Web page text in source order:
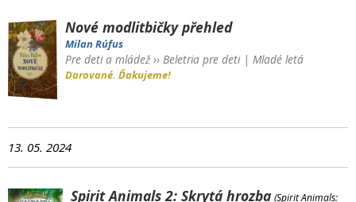
Nové modlitbičkypřehled
Milan Rúfus
Pre deti a mládež ›› Beletria pre deti| Mladé letá
Darované. Ďakujeme!
13. 05. 2024
Spirit Animals 2: Skrytá hrozba (Spirit Animals: